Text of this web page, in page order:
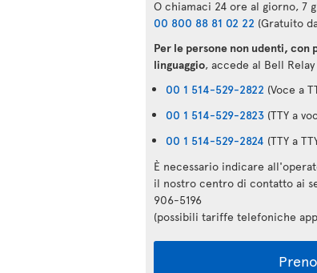
O chiamaci 24 ore al giorno, 7
00 800 88 81 02 22 (Gratuito
Per le persone non udenti,
linguaggio, accede al Bell
00 1 514-529-2822 (Voce a
00 1 514-529-2823 (TTY a
00 1 514-529-2824 (TTY a
È necessario indicare
il nostro centro di contatto ai
906-5196
(possibili tariffe telefoniche